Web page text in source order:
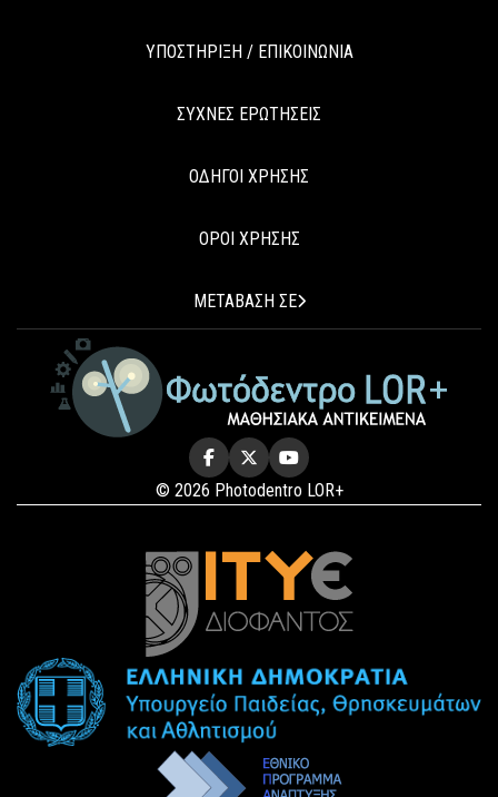
ΥΠΟΣΤΗΡΙΞΗ / ΕΠΙΚΟΙΝΩΝΙΑ
ΣΥΧΝΕΣ ΕΡΩΤΗΣΕΙΣ
ΟΔΗΓΟΙ ΧΡΗΣΗΣ
ΟΡΟΙ ΧΡΗΣΗΣ
ΜΕΤΑΒΑΣΗ ΣΕ
© 2026 Photodentro LOR+